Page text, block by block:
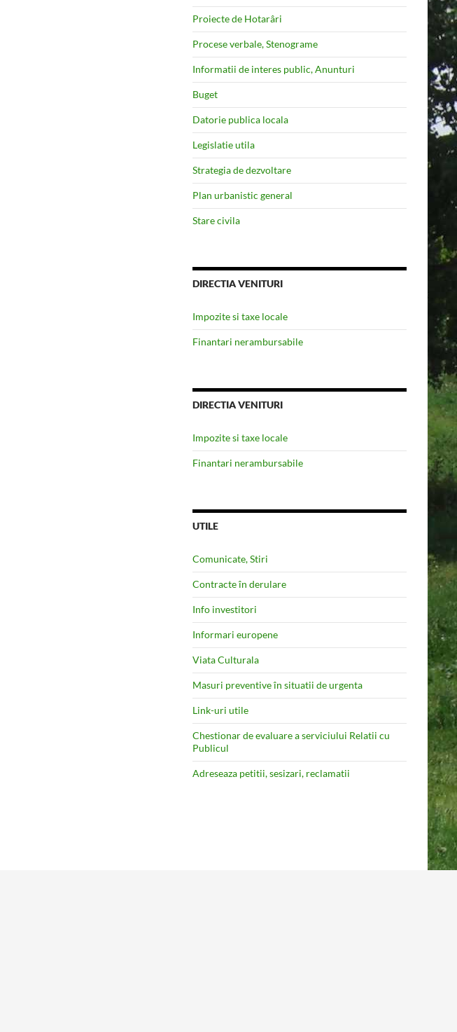
Proiecte de Hotarâri
Procese verbale, Stenograme
Informatii de interes public, Anunturi
Buget
Datorie publica locala
Legislatie utila
Strategia de dezvoltare
Plan urbanistic general
Stare civila
DIRECTIA VENITURI
Impozite si taxe locale
Finantari nerambursabile
DIRECTIA VENITURI
Impozite si taxe locale
Finantari nerambursabile
UTILE
Comunicate, Stiri
Contracte în derulare
Info investitori
Informari europene
Viata Culturala
Masuri preventive în situatii de urgenta
Link-uri utile
Chestionar de evaluare a serviciului Relatii cu
Publicul
Adreseaza petitii, sesizari, reclamatii